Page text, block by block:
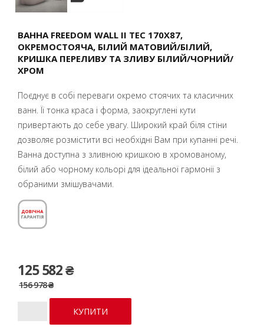
ВАННА FREEDOM WALL II TEC 170X87,
ОКРЕМОСТОЯЧА, БІЛИЙ МАТОВИЙ/БІЛИЙ,
КРИШКА ПЕРЕЛИВУ ТА ЗЛИВУ БІЛИЙ/ЧОРНИЙ/
ХРОМ
Поєднує в собі переваги окремо стоячих та класичних
ванн. Її тонка краса і форма, заокруглені кути
привертають до себе увагу. Широкий край біля стіни
дозволяє розмістити всі необхідні Вам при купанні речі.
Ванна доступна з зливною кришкою в хромованому,
білий або чорному кольорі для ідеальної гармонії з
обраними змішувачами.
125 582 ₴
156 978 ₴